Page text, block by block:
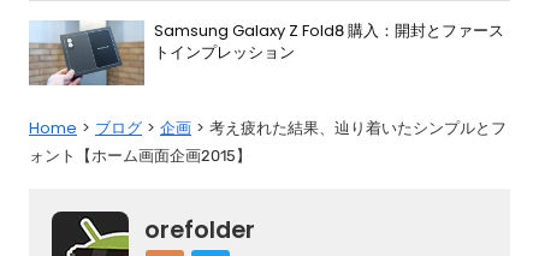
Samsung Galaxy Z Fold8 購入：開封とファース
トインプレッション
Home ブログ 企画
考え疲れた結果、辿り着いたシンプルとフ
ォント【ホーム画面企画2015】
orefolder